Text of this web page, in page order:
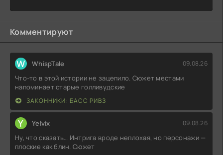
Комментируют
W WhispTale 09.08.26
Что-то в этой истории не зацепило. Сюжет местами
напоминает старые голливудские
ЗАКОННИКИ: БАСС РИВЗ
Y Yelvix 09.08.26
Ну, что сказать… Интрига вроде неплохая, но персонажи —
плоские как блин. Сюжет